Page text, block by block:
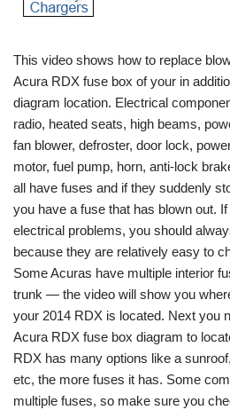
This video shows how to replace
Acura RDX fuse box of your in
diagram location. Electrical
radio, heated seats, high beams,
fan blower, defroster, door lock,
motor, fuel pump, horn, anti-lock
all have fuses and if they suddenly
you have a fuse that has blown out.
electrical problems, you should
because they are relatively easy to
Some Acuras have multiple interior
trunk — the video will show you
your 2014 RDX is located. Next you
Acura RDX fuse box diagram to
RDX has many options like a
etc, the more fuses it has. Some
multiple fuses, so make sure you